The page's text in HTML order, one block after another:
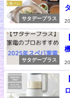
サタデープラス
サタデープラス